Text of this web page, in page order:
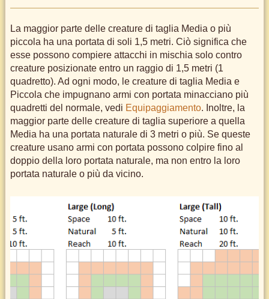
La maggior parte delle creature di taglia Media o più
piccola ha una portata di soli 1,5 metri. Ciò significa che
esse possono compiere attacchi in mischia solo contro
creature posizionate entro un raggio di 1,5 metri (1
quadretto). Ad ogni modo, le creature di taglia Media e
Piccola che impugnano armi con portata minacciano più
quadretti del normale, vedi Equipaggiamento. Inoltre, la
maggior parte delle creature di taglia superiore a quella
Media ha una portata naturale di 3 metri o più. Se queste
creature usano armi con portata possono colpire fino al
doppio della loro portata naturale, ma non entro la loro
portata naturale o più da vicino.